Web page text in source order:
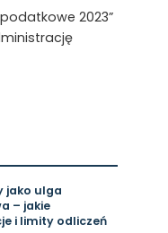
2023”
jako ulga
– jakie
i limity odliczeń